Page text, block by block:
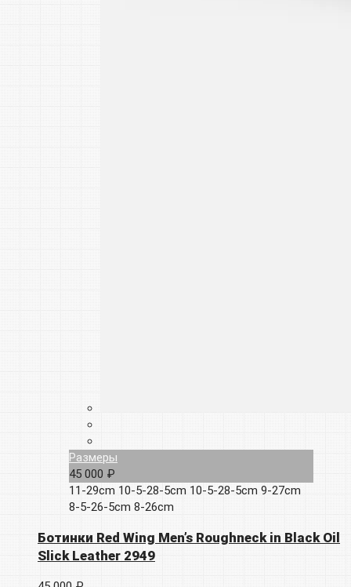
Размеры
45 000 ₽
11-29cm 10-5-28-5cm 10-5-28-5cm 9-27cm
8-5-26-5cm 8-26cm
Ботинки Red Wing Men’s Roughneck in Black Oil
Slick Leather 2949